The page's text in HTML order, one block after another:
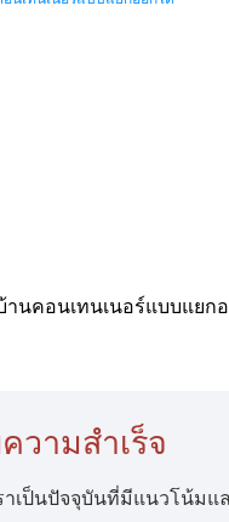
านคอนเทนเนอร์แบบแยก
ามสำเร็จ
เป็นปัจจุบันที่มีแนวโน้ม